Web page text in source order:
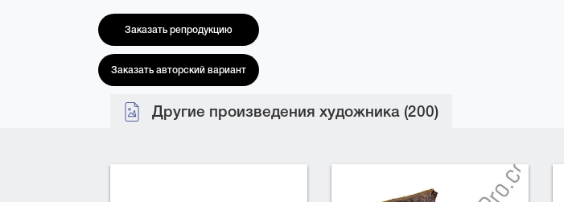
Заказать репродукцию
Заказать авторский вариант
Другие произведения художника (200)